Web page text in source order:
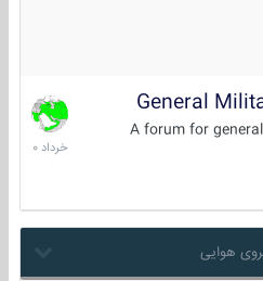
General
A forum for
10
خرداد
1400